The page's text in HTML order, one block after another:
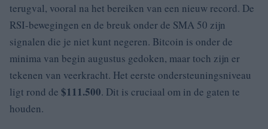
terugval, vooral na het bereiken van een nieuw record. De
RSI-bewegingen en de breuk onder de SMA 50 zijn
signalen die je niet kunt negeren. Bitcoin is onder de
minima van begin augustus gedoken, maar toch zijn er
tekenen van veerkracht. Het eerste ondersteuningsniveau
ligt rond de $111.500. Dit is cruciaal om in de gaten te
houden.